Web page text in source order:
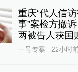
重庆“代人信
事”案检方撤
两被告人获国
一号专案 22小时